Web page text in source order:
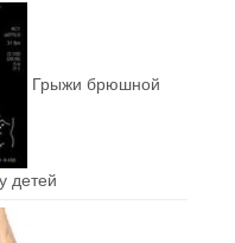
Грыжи брюшной
детей